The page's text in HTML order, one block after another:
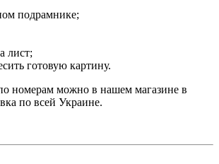
подрамнике;
лист;
готовую картину.
номерам можно в нашем магазине в
по всей Украине.